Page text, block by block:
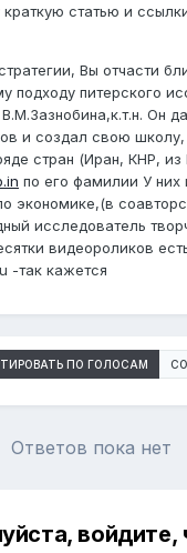
статью и
Вы отчасти
подходу питерского
Он
и создал свою школу,
стран (Иран, КНР, из
по его фамилии У них
экономике,(в
исследователь
видеороликов
-так кажется
ПО ГОЛОСАМ
Ответов пока нет
войдите,